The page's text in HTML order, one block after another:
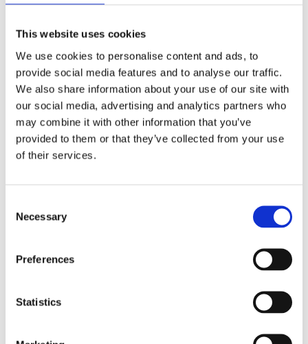
This website uses cookies
We use cookies to personalise content and ads, to
provide social media features and to analyse our traffic.
We also share information about your use of our site with
our social media, advertising and analytics partners who
may combine it with other information that you’ve
provided to them or that they’ve collected from your use
of their services.
Selection
Necessary
Preferences
Statistics